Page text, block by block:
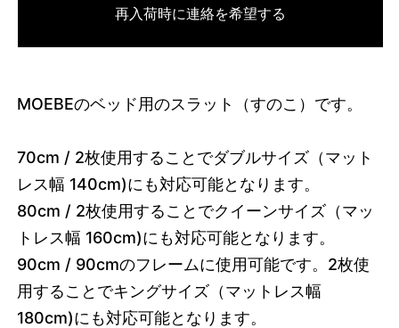
再入荷時に連絡を希望する
MOEBEのベッド用のスラット（すのこ）です。
70cm / 2枚使用することでダブルサイズ（マット
レス幅 140cm)にも対応可能となります。
80cm / 2枚使用することでクイーンサイズ（マッ
トレス幅 160cm)にも対応可能となります。
90cm / 90cmのフレームに使用可能です。2枚使
用することでキングサイズ（マットレス幅
180cm)にも対応可能となります。